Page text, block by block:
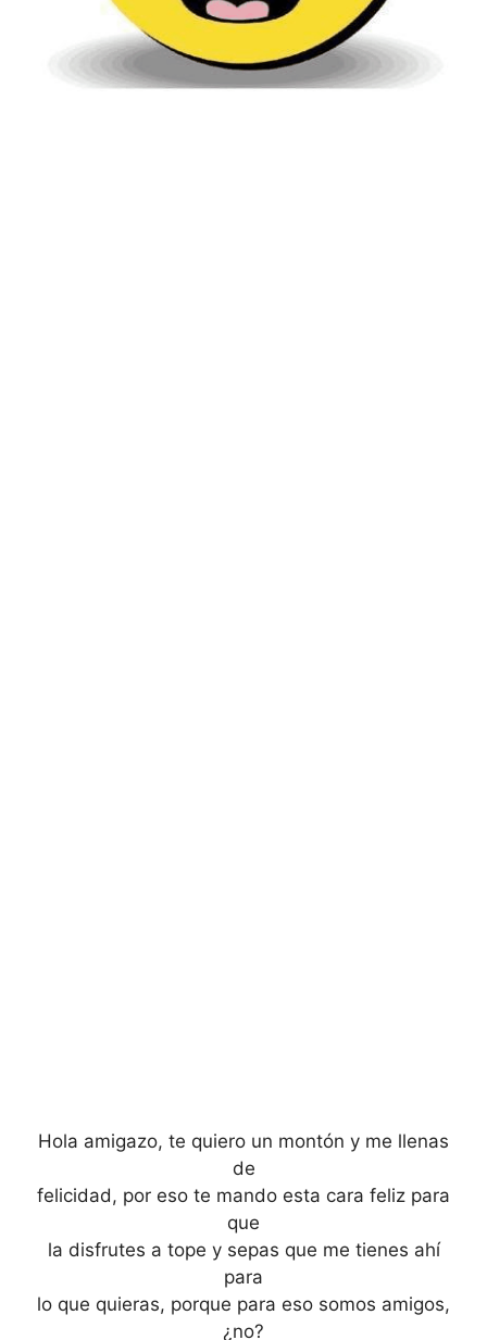
Hola amigazo, te quiero un montón y me llenas
de
felicidad, por eso te mando esta cara feliz para
que
la disfrutes a tope y sepas que me tienes ahí
para
lo que quieras, porque para eso somos amigos,
¿no?